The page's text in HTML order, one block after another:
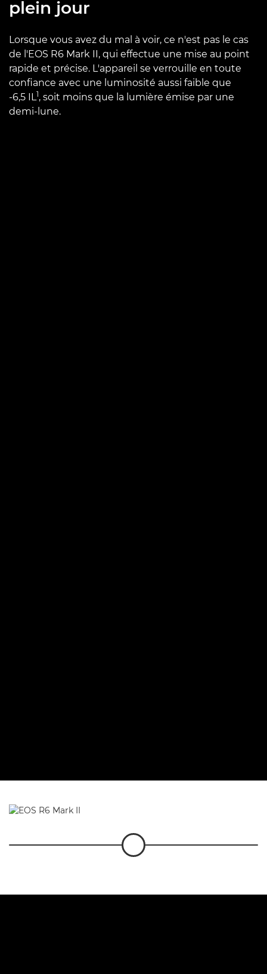
plein jour
Lorsque vous avez du mal à voir, ce n'est pas le cas
de l'EOS R6 Mark II, qui effectue une mise au point
rapide et précise. L'appareil se verrouille en toute
confiance avec une luminosité aussi faible que
-6,5 IL1, soit moins que la lumière émise par une
demi-lune.